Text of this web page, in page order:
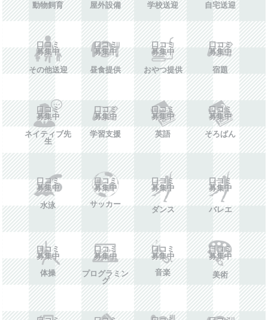
動物飼育 屋外設備 学校送迎 自宅送迎
口コミ
募集中
その他送迎
口コミ
募集中
昼食提供
口コミ
募集中
おやつ提供
口コミ
募集中
宿題
口コミ
募集中
ネイティブ先
生
口コミ
募集中
学習支援
口コミ
募集中
英語
口コミ
募集中
そろばん
口コミ
募集中
水泳
口コミ
募集中
サッカー
口コミ
募集中
ダンス
口コミ
募集中
バレエ
口コミ
募集中
体操
口コミ
募集中
プログラミン
グ
口コミ
募集中
音楽
口コミ
募集中
美術